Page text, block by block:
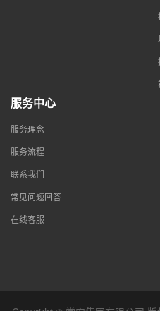
服务中心
服务理念
服务流程
联系我们
常见问题回答
在线客服